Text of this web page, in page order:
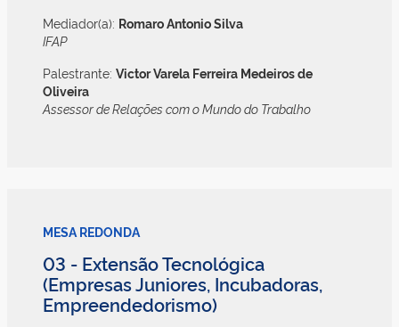
Mediador(a): Romaro Antonio Silva
IFAP
Palestrante: Victor Varela Ferreira Medeiros de
Oliveira
Assessor de Relações com o Mundo do Trabalho
MESA REDONDA
03 - Extensão Tecnológica
(Empresas Juniores, Incubadoras,
Empreendedorismo)